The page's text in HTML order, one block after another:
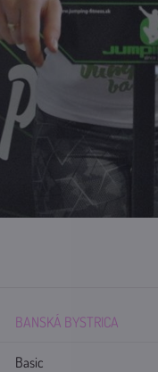
BANSKÁ BYSTRICA
Basic